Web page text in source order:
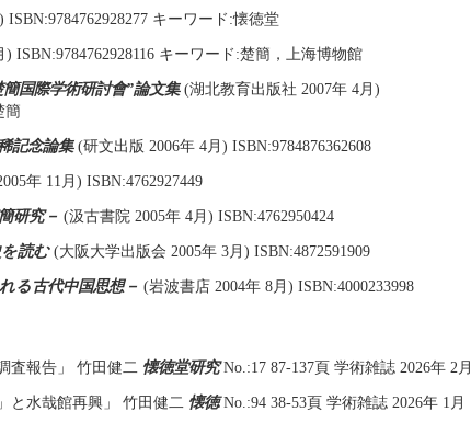
キーワード:懐徳堂
ISBN:9784762928116 キーワード:楚簡，上海博物館
国際学術研討會”論文集(湖北教育出版社 2007年 4月)
簡
記念論集(研文出版 2006年 4月) ISBN:9784876362608
年 11月) ISBN:4762927449
研究－ (汲古書院 2005年 4月) ISBN:4762950424
読む(大阪大学出版会 2005年 3月) ISBN:4872591909
る古代中国思想－ (岩波書店 2004年 8月) ISBN:4000233998
査報告」 竹田健二 懐徳堂研究No.:17 87-137頁 学術雑誌 2026年 2月
と水哉館再興」 竹田健二 懐徳No.:94 38-53頁 学術雑誌 2026年 1月